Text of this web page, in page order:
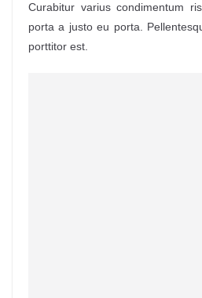
Curabitur varius condimentum
porta a justo eu porta.
porttitor est.